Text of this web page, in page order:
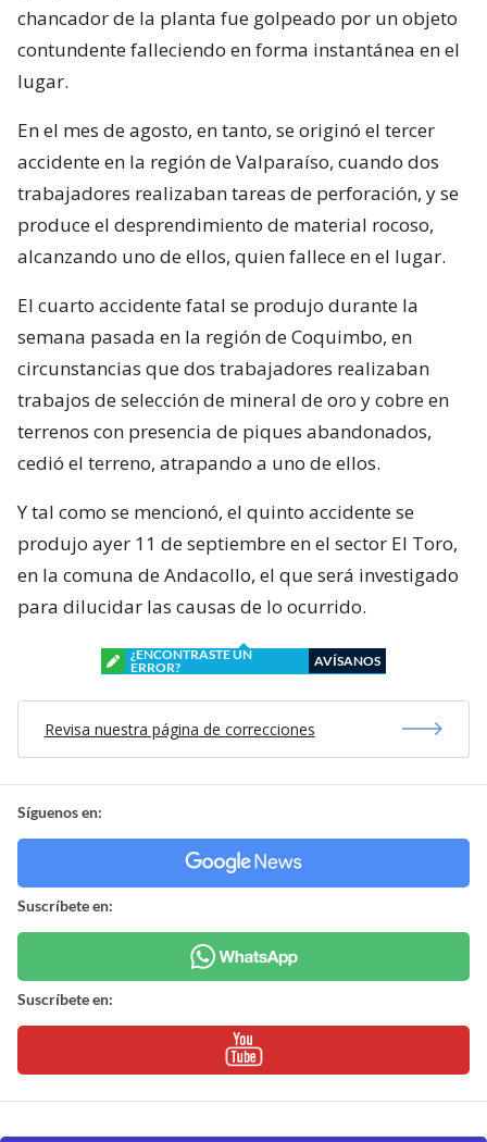
chancador de la planta fue golpeado por un objeto
contundente falleciendo en forma instantánea en el
lugar.
En el mes de agosto, en tanto, se originó el tercer
accidente en la región de Valparaíso, cuando dos
trabajadores realizaban tareas de perforación, y se
produce el desprendimiento de material rocoso,
alcanzando uno de ellos, quien fallece en el lugar.
El cuarto accidente fatal se produjo durante la
semana pasada en la región de Coquimbo, en
circunstancias que dos trabajadores realizaban
trabajos de selección de mineral de oro y cobre en
terrenos con presencia de piques abandonados,
cedió el terreno, atrapando a uno de ellos.
Y tal como se mencionó, el quinto accidente se
produjo ayer 11 de septiembre en el sector El Toro,
en la comuna de Andacollo, el que será investigado
para dilucidar las causas de lo ocurrido.
¿ENCONTRASTE UN
ERROR?
AVÍSANOS
Revisa nuestra página de correcciones
Síguenos en:
Suscríbete en:
Suscríbete en: